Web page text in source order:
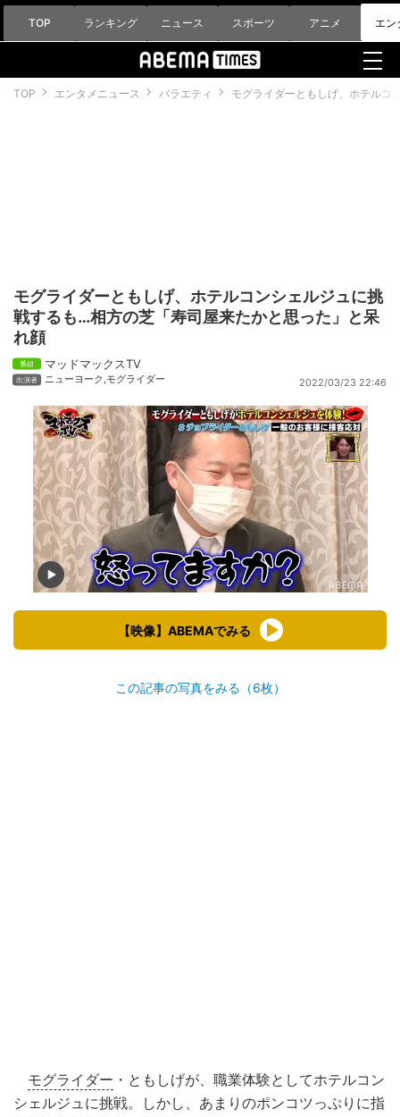
TOP ランキング ニュース スポーツ アニメ エン
TOP エンタメニュース バラエティ モグライダーともしげ、ホテルコ
モグライダーともしげ、ホテルコンシェルジュに挑
戦するも…相方の芝「寿司屋来たかと思った」と呆
れ顔
マッドマックスTV
ニューヨーク ,モグライダー 2022/03/23 22:46
【映像】ABEMAでみる
この記事の写真をみる（6枚）
モグライダー ・ともしげが、職業体験としてホテルコン
シェルジュに挑戦。しかし、あまりのポンコツっぷりに指